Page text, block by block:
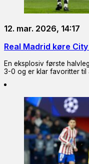
12. mar. 2026, 14:17
Real Madrid køre
En eksplosiv første
3-0 og er klar favoritter til